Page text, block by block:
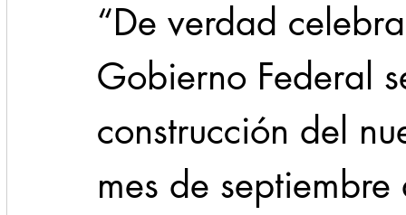
“De verdad
Gobierno Federal
construcción del
mes de